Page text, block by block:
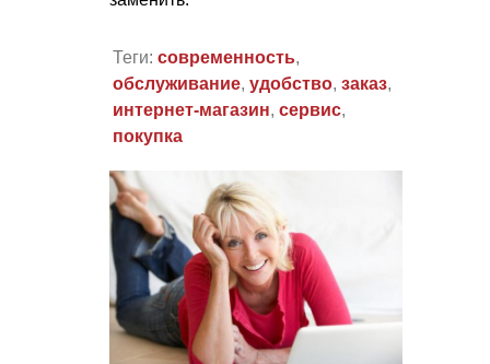
Теги: современность,
обслуживание, удобство, заказ,
интернет-магазин, сервис,
покупка